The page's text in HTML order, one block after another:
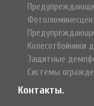
Колесотбойники
Защитные
Системы
Контакты.